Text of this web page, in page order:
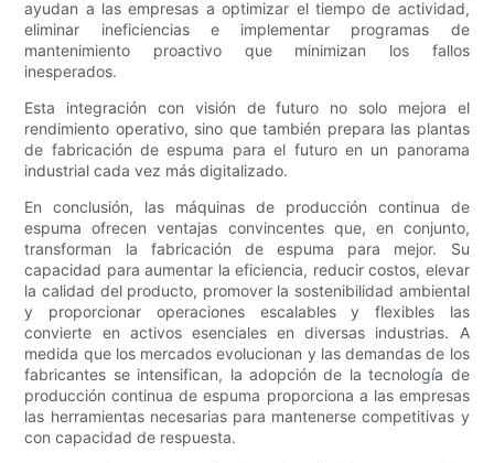
ayudan a las empresas a optimizar el tiempo de actividad,
eliminar ineficiencias e implementar programas de
mantenimiento proactivo que minimizan los fallos
inesperados.
Esta integración con visión de futuro no solo mejora el
rendimiento operativo, sino que también prepara las plantas
de fabricación de espuma para el futuro en un panorama
industrial cada vez más digitalizado.
En conclusión, las máquinas de producción continua de
espuma ofrecen ventajas convincentes que, en conjunto,
transforman la fabricación de espuma para mejor. Su
capacidad para aumentar la eficiencia, reducir costos, elevar
la calidad del producto, promover la sostenibilidad ambiental
y proporcionar operaciones escalables y flexibles las
convierte en activos esenciales en diversas industrias. A
medida que los mercados evolucionan y las demandas de los
fabricantes se intensifican, la adopción de la tecnología de
producción continua de espuma proporciona a las empresas
las herramientas necesarias para mantenerse competitivas y
con capacidad de respuesta.